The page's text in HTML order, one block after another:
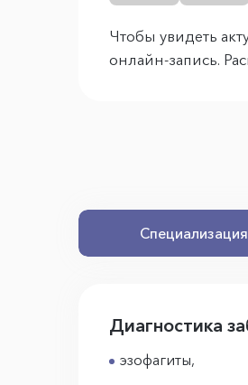
Чтобы увидеть
онлайн-запись.
Специализация
Диагностика
эзофагиты,